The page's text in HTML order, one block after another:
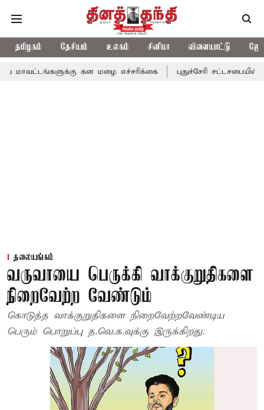
தமிழகம் தேசியம் உலகம் சினிமா விளையாட்டு
கன மழை எச்சரிக்கை புதுச்சேரி சட்டசபையில் வரும்
தலையங்கம்
வருவாயை பெருக்கி வாக்குறுதிகளை
நிறைவேற்ற வேண்டும்
கொடுத்த வாக்குறுதிகளை நிறைவேற்றவேண்டிய
பெரும் பொறுப்பு த.வெ.க.வுக்கு இருக்கிறது.